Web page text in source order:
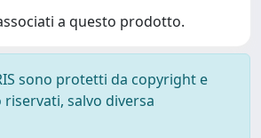
a questo prodotto.
sono protetti da copyright e
salvo diversa